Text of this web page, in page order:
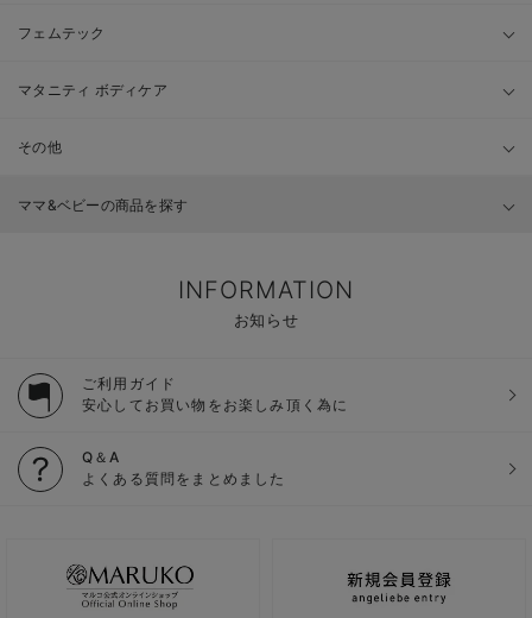
フェムテック
マタニティ ボディケア
その他
ママ&ベビーの商品を探す
INFORMATION
お知らせ
ご利用ガイド
安心してお買い物をお楽しみ頂く為に
Q＆A
よくある質問をまとめました